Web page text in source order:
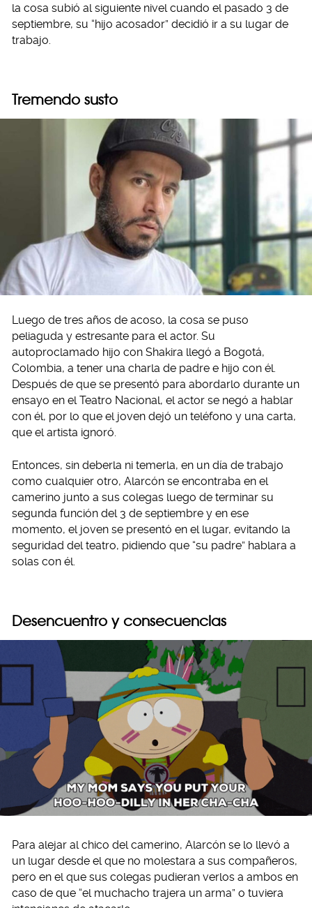
la cosa subió al siguiente nivel cuando el pasado 3 de
septiembre, su “hijo acosador” decidió ir a su lugar de
trabajo.
Tremendo susto
Luego de tres años de acoso, la cosa se puso
peliaguda y estresante para el actor. Su
autoproclamado hijo con Shakira llegó a Bogotá,
Colombia, a tener una charla de padre e hijo con él.
Después de que se presentó para abordarlo durante un
ensayo en el Teatro Nacional, el actor se negó a hablar
con él, por lo que el joven dejó un teléfono y una carta,
que el artista ignoró.
Entonces, sin deberla ni temerla, en un día de trabajo
como cualquier otro, Alarcón se encontraba en el
camerino junto a sus colegas luego de terminar su
segunda función del 3 de septiembre y en ese
momento, el joven se presentó en el lugar, evitando la
seguridad del teatro, pidiendo que “su padre” hablara a
solas con él.
Desencuentro y consecuencias
Para alejar al chico del camerino, Alarcón se lo llevó a
un lugar desde el que no molestara a sus compañeros,
pero en el que sus colegas pudieran verlos a ambos en
caso de que “el muchacho trajera un arma” o tuviera